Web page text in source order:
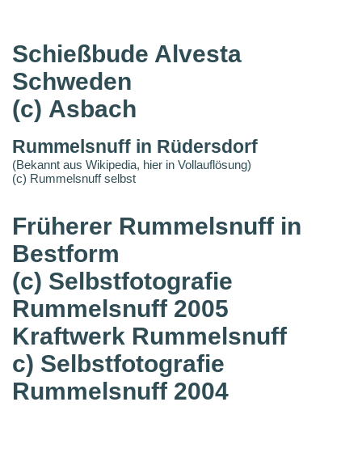
Schießbude Alvesta
Schweden
(c) Asbach
Rummelsnuff in Rüdersdorf
(Bekannt aus Wikipedia, hier in Vollauflösung)
(c) Rummelsnuff selbst
Früherer Rummelsnuff in
Bestform
(c) Selbstfotografie
Rummelsnuff 2005
Kraftwerk Rummelsnuff
c) Selbstfotografie
Rummelsnuff 2004